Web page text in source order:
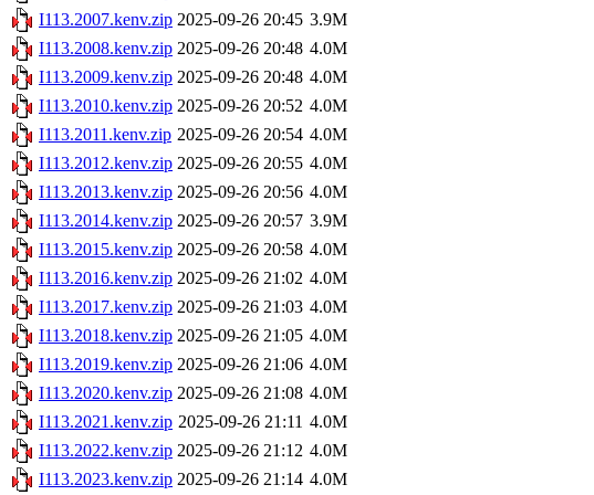
I113.2007.kenv.zip 2025-09-26 20:45 3.9M
I113.2008.kenv.zip 2025-09-26 20:48 4.0M
I113.2009.kenv.zip 2025-09-26 20:48 4.0M
I113.2010.kenv.zip 2025-09-26 20:52 4.0M
I113.2011.kenv.zip 2025-09-26 20:54 4.0M
I113.2012.kenv.zip 2025-09-26 20:55 4.0M
I113.2013.kenv.zip 2025-09-26 20:56 4.0M
I113.2014.kenv.zip 2025-09-26 20:57 3.9M
I113.2015.kenv.zip 2025-09-26 20:58 4.0M
I113.2016.kenv.zip 2025-09-26 21:02 4.0M
I113.2017.kenv.zip 2025-09-26 21:03 4.0M
I113.2018.kenv.zip 2025-09-26 21:05 4.0M
I113.2019.kenv.zip 2025-09-26 21:06 4.0M
I113.2020.kenv.zip 2025-09-26 21:08 4.0M
I113.2021.kenv.zip 2025-09-26 21:11 4.0M
I113.2022.kenv.zip 2025-09-26 21:12 4.0M
I113.2023.kenv.zip 2025-09-26 21:14 4.0M